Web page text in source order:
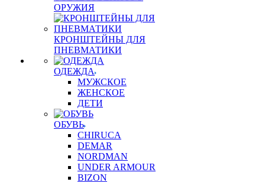
ОРУЖИЯ
КРОНШТЕЙНЫ ДЛЯ
ПНЕВМАТИКИ
ОДЕЖДА
МУЖСКОЕ
ЖЕНСКОЕ
ДЕТИ
ОБУВЬ
CHIRUCA
DEMAR
NORDMAN
UNDER ARMOUR
BIZON